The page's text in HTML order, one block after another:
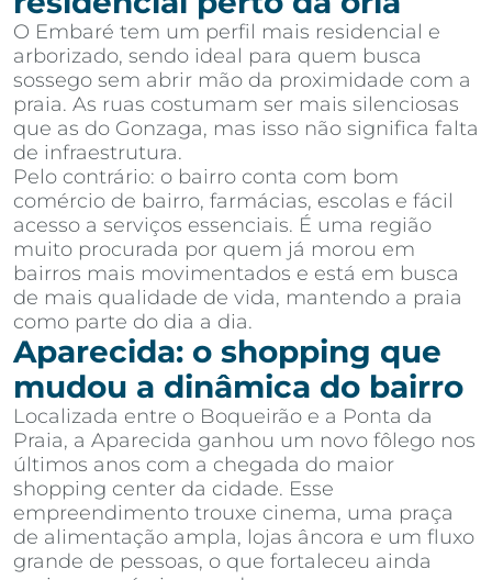
O Embaré tem um perfil mais residencial e
arborizado, sendo ideal para quem busca
sossego sem abrir mão da proximidade com a
praia. As ruas costumam ser mais silenciosas
que as do Gonzaga, mas isso não significa falta
de infraestrutura.
Pelo contrário: o bairro conta com bom
comércio de bairro, farmácias, escolas e fácil
acesso a serviços essenciais. É uma região
muito procurada por quem já morou em
bairros mais movimentados e está em busca
de mais qualidade de vida, mantendo a praia
como parte do dia a dia.
Aparecida: o shopping que
mudou a dinâmica do bairro
Localizada entre o Boqueirão e a Ponta da
Praia, a Aparecida ganhou um novo fôlego nos
últimos anos com a chegada do maior
shopping center da cidade. Esse
empreendimento trouxe cinema, uma praça
de alimentação ampla, lojas âncora e um fluxo
grande de pessoas, o que fortaleceu ainda